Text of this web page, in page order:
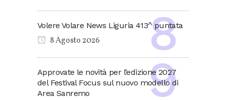
Volere Volare News Liguria 413^ puntata
8 Agosto 2026
Approvate le novità per l’edizione 2027
del Festival Focus sul nuovo modello di
Area Sanremo